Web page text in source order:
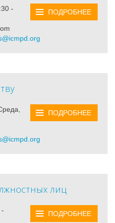
ПОДРОБНЕЕ
-
ПОДРОБНЕЕ
лиц
ПОДРОБНЕЕ
-